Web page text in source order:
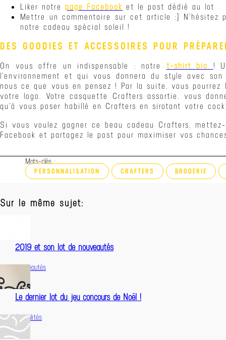
​Liker notre page Facebook et le post dédié au lot
Mettre un commentaire sur cet article :) N'hésitez
notre cadeau spécial soleil !
DES GOODIES ET ACCESSOIRES POUR
On vous offre un indispensable : notre t-shirt bio !
l'environnement et qui vous donnera du style avec
nous ce que vous en pensez ! Par la suite, vous
votre logo. Votre casquette Crafters assortie, vous
qu'à vous poser habillé en Crafters en sirotant votre
Si vous voulez gagner ce beau cadeau Crafters,
Facebook et partagez le post pour maximiser vos
Mots-clés :
PERSONNALISATION CRAFTERS BRODERIE
Sur le même sujet:
2019 et son lot de nouveautés
Nouveautés
Le dernier lot du jeu concours de Noël !
Actualités